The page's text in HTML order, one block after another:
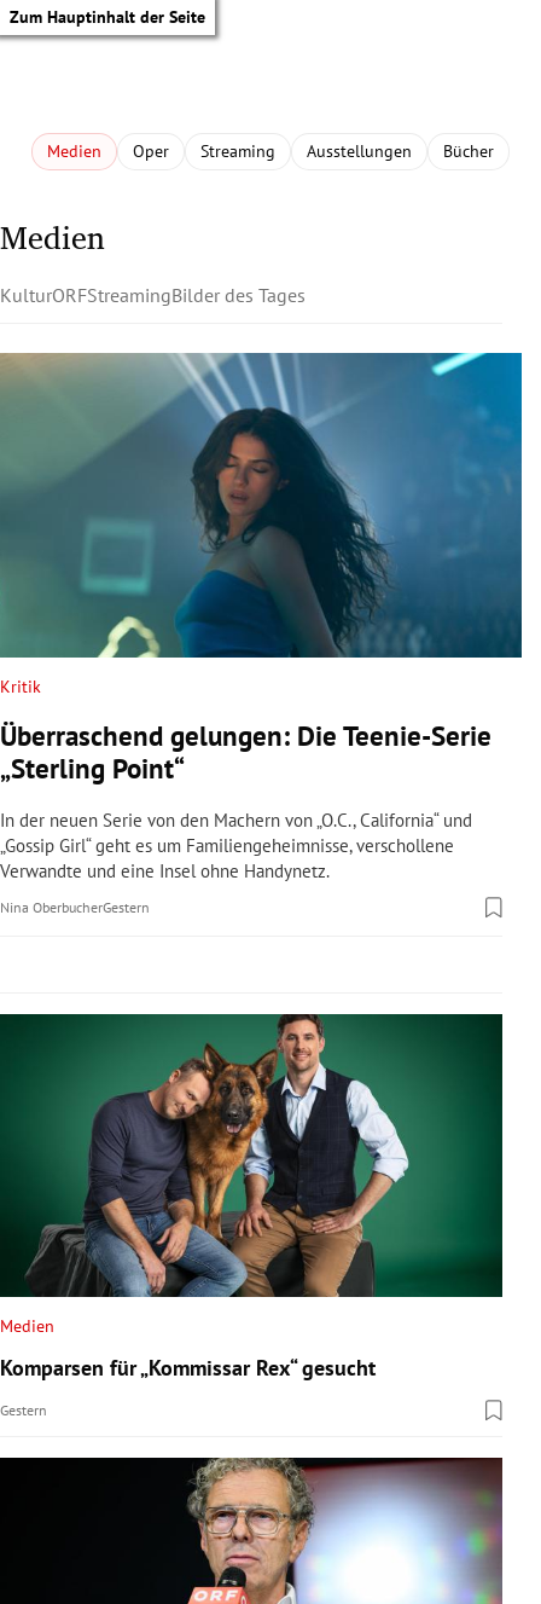
Zum Hauptinhalt der Seite
Untermenü
Untermenü
Untermenü
Untermenü
Medien Oper Streaming Ausstellungen Bücher
Medien
KulturORFStreamingBilder des Tages
Kritik
Überraschend gelungen: Die Teenie-Serie
„Sterling Point“
In der neuen Serie von den Machern von „O.C., California“ und
„Gossip Girl“ geht es um Familiengeheimnisse, verschollene
Verwandte und eine Insel ohne Handynetz.
Nina OberbucherGestern
Medien
Komparsen für „Kommissar Rex“ gesucht
Gestern